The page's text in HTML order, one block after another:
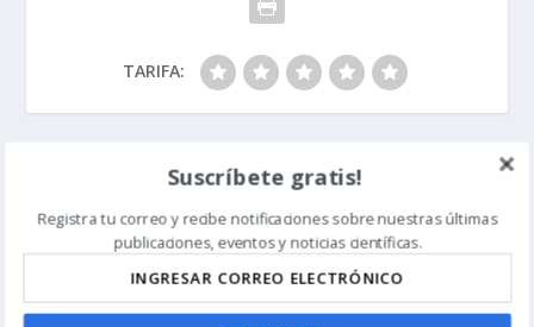
TARIFA:
¿Qué saben realmente los
biólogos sobre la
macroevolución?
El cilio: no solo receptor,
sino también un transmisor
Suscríbete gratis!
Registra tu correo y recibe notificaciones sobre nuestras últimas
publicaciones, eventos y noticias científicas.